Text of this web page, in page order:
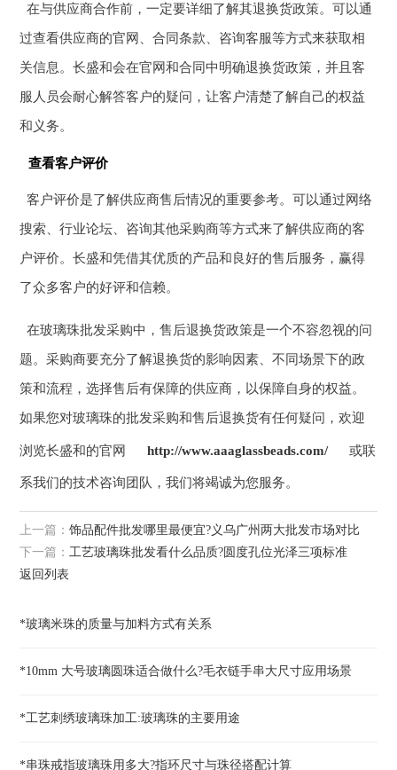
在与供应商合作前，一定要详细了解其退换货政策。可以通
过查看供应商的官网、合同条款、咨询客服等方式来获取相
关信息。长盛和会在官网和合同中明确退换货政策，并且客
服人员会耐心解答客户的疑问，让客户清楚了解自己的权益
和义务。
查看客户评价
客户评价是了解供应商售后情况的重要参考。可以通过网络
搜索、行业论坛、咨询其他采购商等方式来了解供应商的客
户评价。长盛和凭借其优质的产品和良好的售后服务，赢得
了众多客户的好评和信赖。
在玻璃珠批发采购中，售后退换货政策是一个不容忽视的问
题。采购商要充分了解退换货的影响因素、不同场景下的政
策和流程，选择售后有保障的供应商，以保障自身的权益。
如果您对玻璃珠的批发采购和售后退换货有任何疑问，欢迎
浏览长盛和的官网 http://www.aaaglassbeads.com/ 或联
系我们的技术咨询团队，我们将竭诚为您服务。
上一篇：饰品配件批发哪里最便宜?义乌广州两大批发市场对比
返回列表
下一篇：工艺玻璃珠批发看什么品质?圆度孔位光泽三项标准
*玻璃米珠的质量与加料方式有关系
*10mm 大号玻璃圆珠适合做什么?毛衣链手串大尺寸应用场景
*工艺刺绣玻璃珠加工:玻璃珠的主要用途
*串珠戒指玻璃珠用多大?指环尺寸与珠径搭配计算